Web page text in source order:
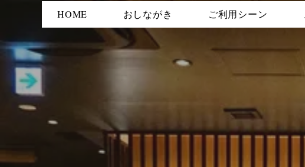
HOME おしながき ご利用シーン